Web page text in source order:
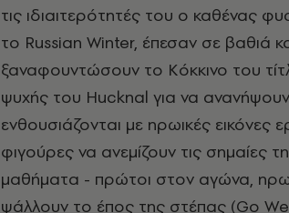
τις ιδιαιτερότητές του ο καθένας
το Russian Winter, έπεσαν σε βαθιά
ξαναφουντώσουν το Kόκκινο του
ψυχής του Hucknal για να
ενθουσιάζονται με ηρωικές εικόνες
φιγούρες να ανεμίζουν τις σημαίες
μαθήματα - πρώτοι στον αγώνα,
ψάλλουν το έπος της στέπας (Go